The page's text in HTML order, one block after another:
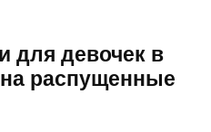
для девочек в
распущенные